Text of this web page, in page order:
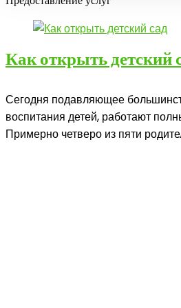
Как открыть детский
Сегодня подавляющее
воспитания детей, работают
Примерно четверо из пяти